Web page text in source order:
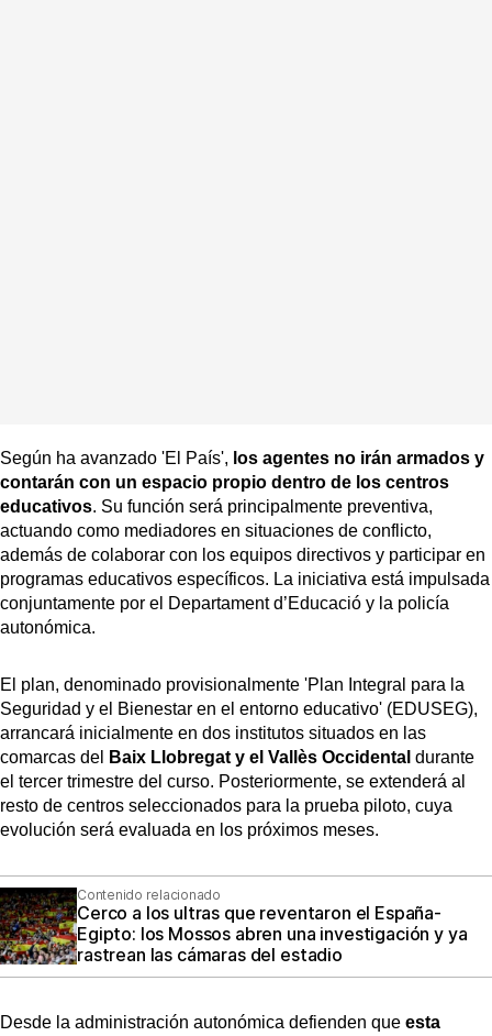
Según ha avanzado 'El País', los agentes no irán armados y
contarán con un espacio propio dentro de los centros
educativos. Su función será principalmente preventiva,
actuando como mediadores en situaciones de conflicto,
además de colaborar con los equipos directivos y participar en
programas educativos específicos. La iniciativa está impulsada
conjuntamente por el Departament d’Educació y la policía
autonómica.
El plan, denominado provisionalmente 'Plan Integral para la
Seguridad y el Bienestar en el entorno educativo' (EDUSEG),
arrancará inicialmente en dos institutos situados en las
comarcas del
Baix Llobregat y el Vallès Occidental durante
el tercer trimestre del curso. Posteriormente, se extenderá al
resto de centros seleccionados para la prueba piloto, cuya
evolución será evaluada en los próximos meses.
Contenido relacionado
Cerco a los ultras que reventaron el España-
Egipto: los Mossos abren una investigación y ya
rastrean las cámaras del estadio
Desde la administración autonómica defienden que esta